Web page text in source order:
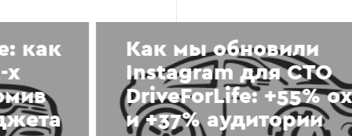
Как мы обновили
Instagram для СТО
DriveForLife: +55% охватов
и +37% аудитории